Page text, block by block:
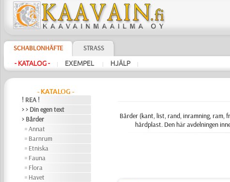
SCHABLONHÄFTE STRASS
- KATALOG - | EXEMPEL | HJÄLP |
- KATALOG -
! REA !
> > Din egen text
> Bårder
Annat
Barnrum
Etniska
Fauna
Flora
Havet
Bårder (kant, list, rand, inramning, ram,
hårdplast. Den här avdelningen